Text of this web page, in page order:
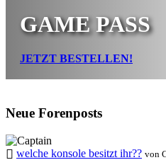
GAME PASS
JETZT BESTELLEN!
Neue Forenposts
welche konsole besitzt ihr?? von